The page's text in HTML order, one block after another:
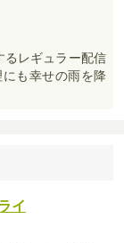
るレギュラー配信
も幸せの雨を降
イ